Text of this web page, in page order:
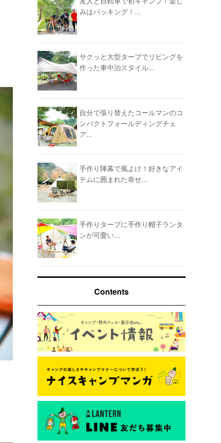
みはパッキング！...
サクッと大型タープでリビングを
作った車中泊スタイル...
自分で張り替えたコールマンのコ
ンパクトフォールディングチェ
ア...
手作り陣幕で風よけ！好きなアイ
テムに囲まれた幸せ...
手作りタープに手作り帽子ランタ
ンが可愛い...
Contents